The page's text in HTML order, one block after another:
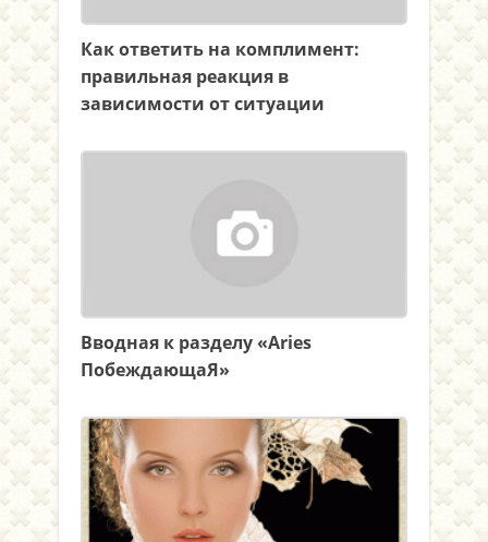
Как ответить на комплимент:
правильная реакция в
зависимости от ситуации
Вводная к разделу «Aries
ПобеждающаЯ»